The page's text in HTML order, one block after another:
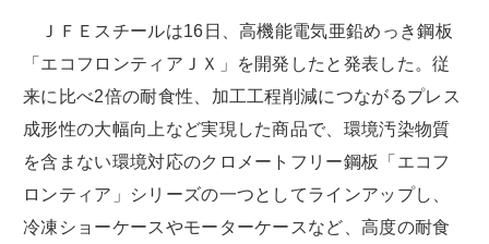
ＪＦＥスチールは16日、高機能電気亜鉛めっき鋼板
「エコフロンティアＪＸ」を開発したと発表した。従
来に比べ2倍の耐食性、加工工程削減につながるプレス
成形性の大幅向上など実現した商品で、環境汚染物質
を含まない環境対応のクロメートフリー鋼板「エコフ
ロンティア」シリーズの一つとしてラインアップし、
冷凍ショーケースやモーターケースなど、高度の耐食